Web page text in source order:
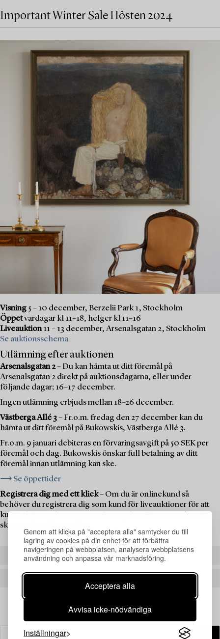
Genom att klicka på "acceptera alla" samtycker du till
lagring av cookies på din enhet för att förbättra
navigeringen på webbplatsen, analysera webbplatsens
användning och anpassa vår marknadsföring.
Acceptera alla
Avvisa icke-nödvändiga
Inställningar
Important Winter Sale Hösten 2024
Visning 5 – 10 december, Berzelii Park 1, Stockholm
Öppetvardagar kl 11–18, helger kl 11–16
Liveauktion11 – 13 december, Arsenalsgatan 2, Stockholm
Se auktionsschema
Utlämning efter auktionen
Arsenalsgatan 2– Du kan hämta ut ditt föremål på
Arsenalsgatan 2 direkt på auktionsdagarna, eller under
följande dagar; 16–17 december.
Ingen utlämning erbjuds mellan 18–26 december.
Västberga Allé 3– Fr.o.m. fredag den 27 december kan du
hämta ut ditt föremål på Bukowskis, Västberga Allé 3.
Fr.o.m. 9 januari debiteras en förvaringsavgift på 50 SEK per
föremål och dag. Bukowskis önskar full betalning av ditt
föremål innan utlämning kan ske.
⟶ Se öppettider
Registrera dig med ett klick– Om du är onlinekund så
behöver du registrera dig som kund för liveauktioner för att
kunna delta i auktionen. Om du är ny kund hos oss måste du
skapa ett kundkonto först.
REGISTRERA DIG